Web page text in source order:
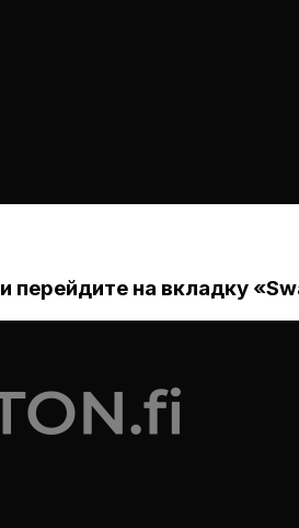
и перейдите на вкладку